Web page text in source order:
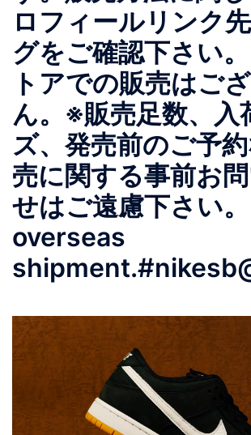
ロフィールリンク
グをご確認下さい
トアでの販売はご
ん。※販売足数、入
ズ、発売前のご予
売に関する事前お
せはご遠慮下さい
overseas